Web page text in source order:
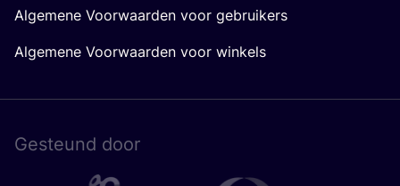
Algemene Voorwaarden voor gebruikers
Algemene Voorwaarden voor winkels
Gesteund door